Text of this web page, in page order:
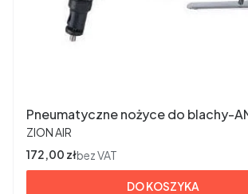
Pneumatyczne nożyce do blachy-
PRODUCENT
ZION AIR
Cena
172,00 złbez VAT
DO KOSZYKA